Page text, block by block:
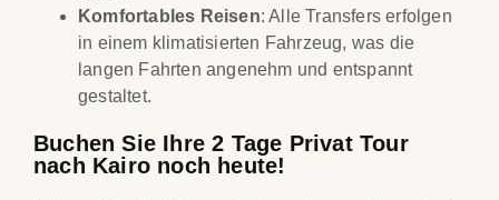
Komfortables Reisen: Alle Transfers erfolgen
in einem klimatisierten Fahrzeug, was die
langen Fahrten angenehm und entspannt
gestaltet.
Buchen Sie Ihre 2 Tage Privat Tour
nach Kairo noch heute!